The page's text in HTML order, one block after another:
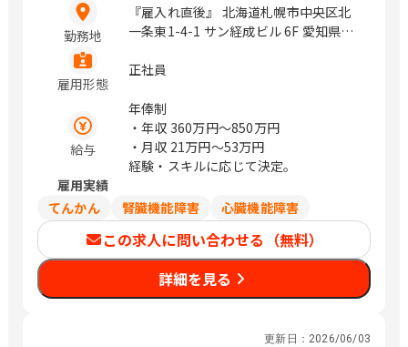
勤務地
『雇入れ直後』 北海道札幌市中央区北
一条東1-4-1 サン経成ビル 6F 愛知県名
7F 大阪府吹田市江坂町1-23-101 大同生
浜2-1-22 福岡SRPセンタービル 6F / 拠
点による
雇用形態
正社員
給与
年俸制
・年収 360万円〜850万円
・月収 21万円〜53万円
経験・スキルに応じて決定。
雇用実績
てんかん
腎臓機能障害 心臓機能障害
この求人に問い合わせる（無料）
詳細を見る
更新日： 2026/06/03